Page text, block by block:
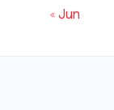
« Jun